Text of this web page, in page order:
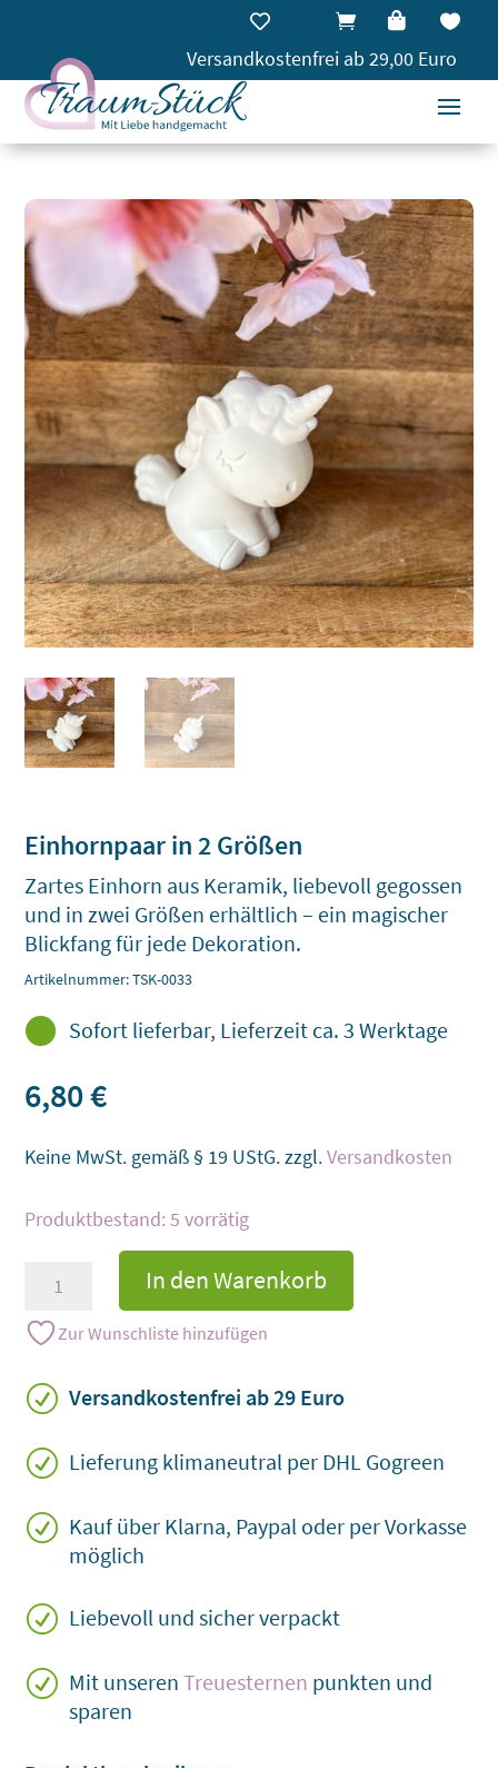




Versandkostenfrei ab 29,00 Euro
Einhornpaar in 2 Größen
Zartes Einhorn aus Keramik, liebevoll gegossen
und in zwei Größen erhältlich – ein magischer
Blickfang für jede Dekoration.
Artikelnummer:TSK-0033
 Sofort lieferbar, Lieferzeit ca. 3 Werktage
6,80€
Keine MwSt. gemäß § 19 UStG.zzgl.Versandkosten
5 vorrätig
Einhornpaar
2
Größen
Menge
In den Warenkorb
Zur Wunschliste hinzufügen
R Versandkostenfrei ab 29 Euro
R Lieferung klimaneutral per DHL Gogreen
R Kauf über Klarna, Paypal oder per Vorkasse
möglich
R Liebevoll und sicher verpackt
R Mit unseren Treuesternen punkten und
sparen